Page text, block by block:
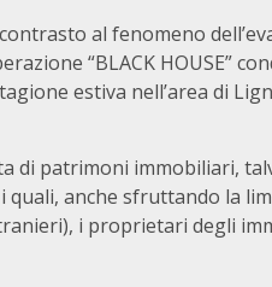
al fenomeno
“BLACK HOUSE”
estiva nell’area di
di patrimoni immobiliari,
quali, anche sfruttando la
i proprietari degli